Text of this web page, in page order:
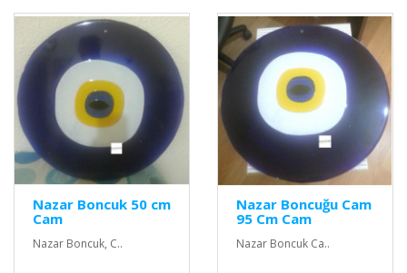
Nazar Boncuk 50 cm
Cam
Nazar Boncuk, C..
Nazar Boncuğu Cam
95 Cm Cam
Nazar Boncuk Ca..